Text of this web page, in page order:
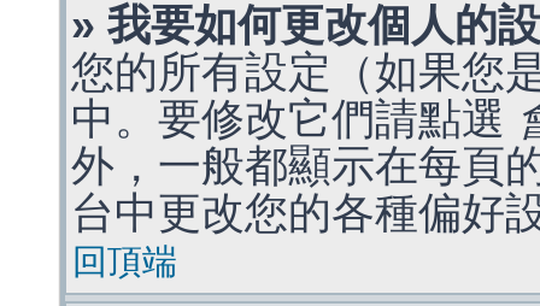
» 我要如何更改個人的
您的所有設定（如果您
中。要修改它們請點選
外，一般都顯示在每頁
台中更改您的各種偏好
回頂端